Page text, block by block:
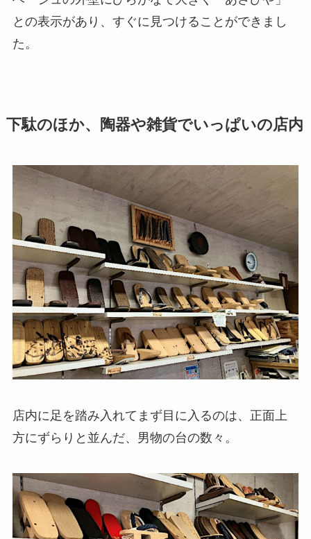
との表示があり、すぐに見つけることができまし
た。
下駄のほか、陶器や雑貨でいっぱいの店内
店内に足を踏み入れてまず目に入るのは、正面上
方にずらりと並んだ、男物の台の数々。